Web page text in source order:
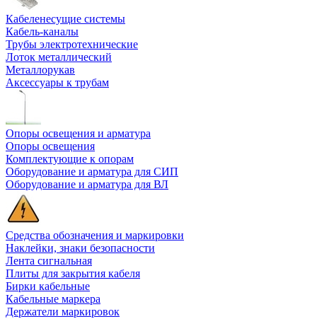
Кабеленесущие системы
Кабель-каналы
Трубы электротехнические
Лоток металлический
Металлорукав
Аксессуары к трубам
Опоры освещения и арматура
Опоры освещения
Комплектующие к опорам
Оборудование и арматура для СИП
Оборудование и арматура для ВЛ
Средства обозначения и маркировки
Наклейки, знаки безопасности
Лента сигнальная
Плиты для закрытия кабеля
Бирки кабельные
Кабельные маркера
Держатели маркировок